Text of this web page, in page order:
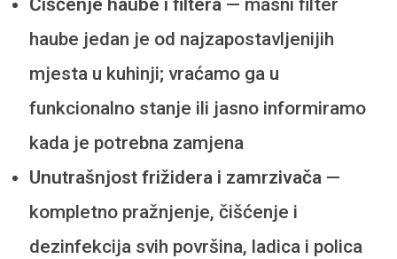
Čišćenje haube i filtera — masni filter
haube jedan je od najzapostavljenijih
mjesta u kuhinji; vraćamo ga u
funkcionalno stanje ili jasno informiramo
kada je potrebna zamjena
Unutrašnjost frižidera i zamrzivača —
kompletno pražnjenje, čišćenje i
dezinfekcija svih površina, ladica i polica